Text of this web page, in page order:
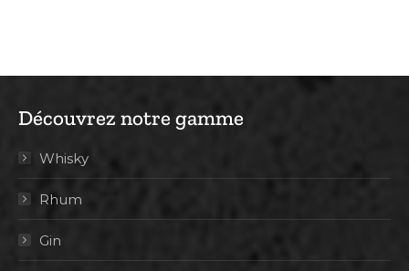
Découvrez notre gamme
Whisky
Rhum
Gin